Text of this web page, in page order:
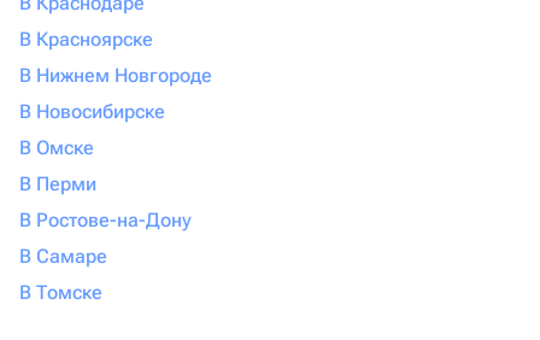
В Красноярске
В Нижнем Новгороде
В Новосибирске
В Омске
В Перми
В Ростове-на-Дону
В Самаре
В Томске